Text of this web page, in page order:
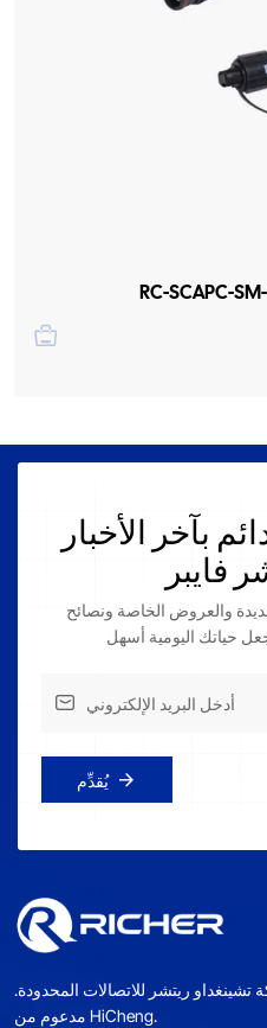
بآخر الأخبار
فايبر
والعروض الخاصة ونصائح
يُقدِّم
مدعوم من HiCheng.